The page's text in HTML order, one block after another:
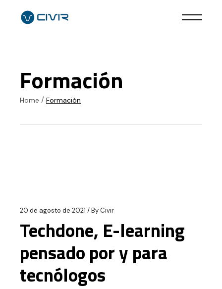
Formación
Home Formación
20 de agosto de 2021 ByCivir
Techdone, E-learning
pensado por y para
tecnólogos